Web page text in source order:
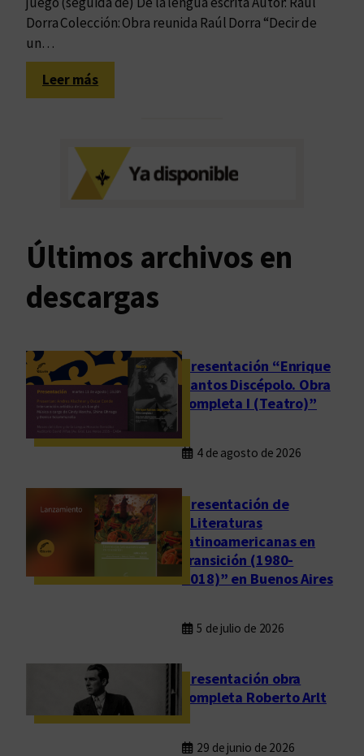
d
Dorra Colección: Obra reunida Raúl Dorra “Decir de
un…
Leer más:
L
t
e
t
r
u
e
s
a
n
j
u
e
o
g
u
i
d
Últimos archivos en
descargas
Presentación “Enrique
Santos Discépolo. Obra
completa I (Teatro)”
4 de agosto de 2026
Presentación de
“Literaturas
latinoamericanas en
transición (1980-
2018)” en Buenos Aires
5 de julio de 2026
Presentación obra
completa Roberto Arlt
29 de junio de 2026